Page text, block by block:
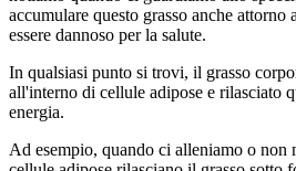
accumulare questo grasso anche
essere dannoso per la salute.
In qualsiasi punto si trovi, il grasso
all'interno di cellule adipose e rilasciato
energia.
Ad esempio, quando ci alleniamo o non